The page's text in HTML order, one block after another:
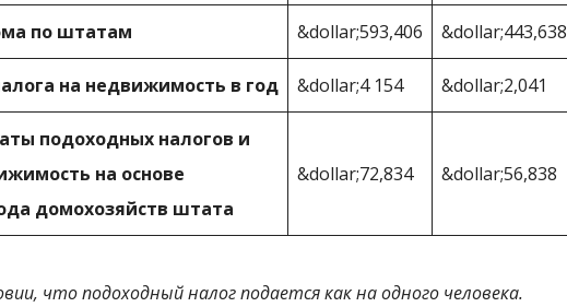
по штатам &dollar;593,406 &dollar;443,638
на недвижимость в год &dollar;4 154 &dollar;2,041
подоходных налогов и
на основе
домохозяйств штата
&dollar;72,834 &dollar;56,838
что подоходный налог подается как на одного человека.